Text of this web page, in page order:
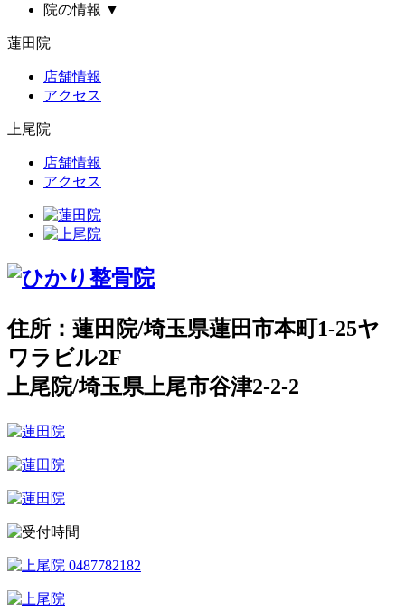
院の情報 ▼
蓮田院
店舗情報
アクセス
上尾院
店舗情報
アクセス
住所：蓮田院/埼玉県蓮田市本町1-25ヤ
ワラビル2F
上尾院/埼玉県上尾市谷津2-2-2